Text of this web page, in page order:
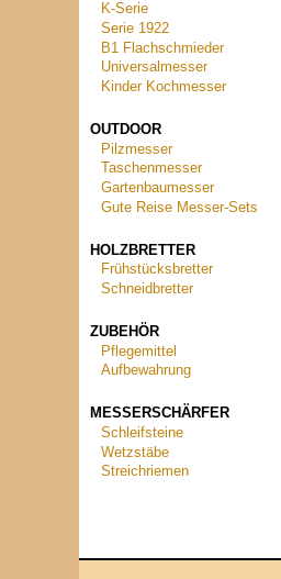
K-Serie
Serie 1922
B1 Flachschmieder
Universalmesser
Kinder Kochmesser
OUTDOOR
Pilzmesser
Taschenmesser
Gartenbaumesser
Gute Reise Messer-Sets
HOLZBRETTER
Frühstücksbretter
Schneidbretter
ZUBEHÖR
Pflegemittel
Aufbewahrung
MESSERSCHÄRFER
Schleifsteine
Wetzstäbe
Streichriemen